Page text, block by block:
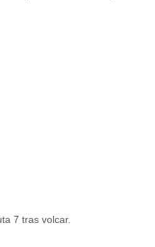
7 tras volcar.